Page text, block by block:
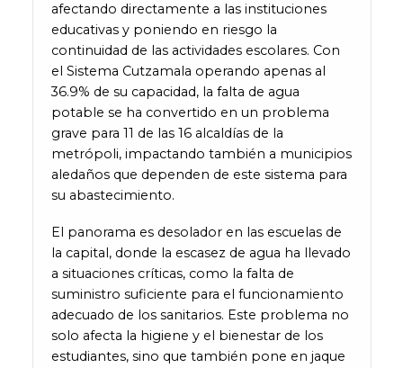
afectando directamente a las instituciones
educativas y poniendo en riesgo la
continuidad de las actividades escolares. Con
el Sistema Cutzamala operando apenas al
36.9% de su capacidad, la falta de agua
potable se ha convertido en un problema
grave para 11 de las 16 alcaldías de la
metrópoli, impactando también a municipios
aledaños que dependen de este sistema para
su abastecimiento.
El panorama es desolador en las escuelas de
la capital, donde la escasez de agua ha llevado
a situaciones críticas, como la falta de
suministro suficiente para el funcionamiento
adecuado de los sanitarios. Este problema no
solo afecta la higiene y el bienestar de los
estudiantes, sino que también pone en jaque